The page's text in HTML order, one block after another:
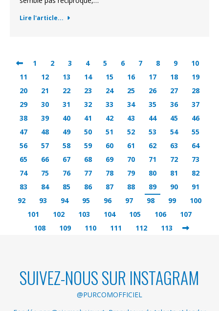
Lire l'article...
1 2 3 4 5 6 7 8 9
10
11
12 13 14 15 16 17 18
19
20
21 22 23 24 25 26 27
28
29
30 31 32 33 34 35 36
37
38
39 40 41 42 43 44 45
46
47
48 49 50 51 52 53 54
55
56
57 58 59 60 61 62 63
64
65
66 67 68 69 70 71 72
73
74
75 76 77 78 79 80 81
82
83
84 85 86 87 88 89 90
91
92
93 94 95 96 97 98 99
100
101
102 103 104 105 106
107
108
109 110 111 112 113
SUIVEZ-NOUS SUR INSTAGRAM
@PURCOMOFFICIEL